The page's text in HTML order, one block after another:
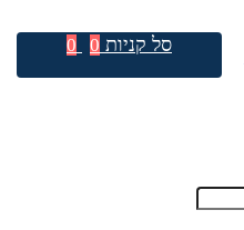
סל קניות 0
0